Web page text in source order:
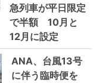
急列車が平日限定
で半額 10月と
12月に設定
ANA、台風13号
に伴う臨時便を